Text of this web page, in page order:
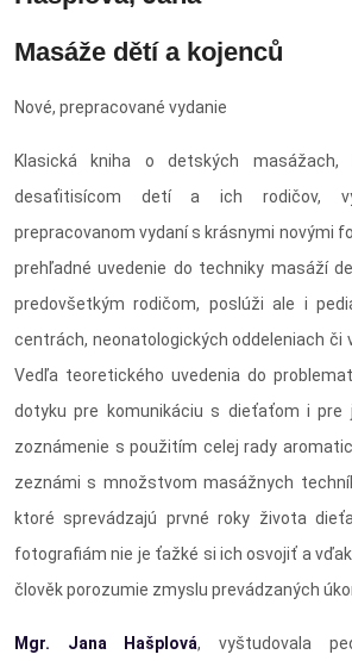
Masáže dětí a kojenců
Nové, prepracované vydanie
Klasická kniha o detských
desaťitisícom detí a ich rodičov,
prepracovanom vydaní s krásnymi novými
prehľadné uvedenie do techniky masáží
predovšetkým rodičom, poslúži ale i
centrách, neonatologických oddeleniach či
Vedľa teoretického uvedenia do
dotyku pre komunikáciu s dieťaťom i pre
zoznámenie s použitím celej rady
zeznámi s množstvom masážnych
ktoré sprevádzajú prvné roky života
fotografiám nie je ťažké si ich osvojiť a
člověk porozumie zmyslu prevádzaných
Mgr. Jana Hašplová, vyštudovala